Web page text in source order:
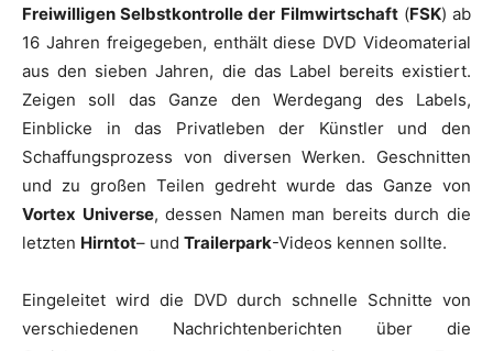
Freiwilligen Selbstkontrolle der Filmwirtschaft(FSK) ab
16 Jahren freigegeben, enthält diese DVD Videomaterial
aus den sieben Jahren, die das Label bereits existiert.
Zeigen soll das Ganze den Werdegang des Labels,
Einblicke in das Privatleben der Künstler und den
Schaffungsprozess von diversen Werken. Geschnitten
und zu großen Teilen gedreht wurde das Ganze von
Vortex Universe, dessen Namen man bereits durch die
letzten Hirntot– und Trailerpark-Videos kennen sollte.
Eingeleitet wird die DVD durch schnelle Schnitte von
verschiedenen Nachrichtenberichten über die